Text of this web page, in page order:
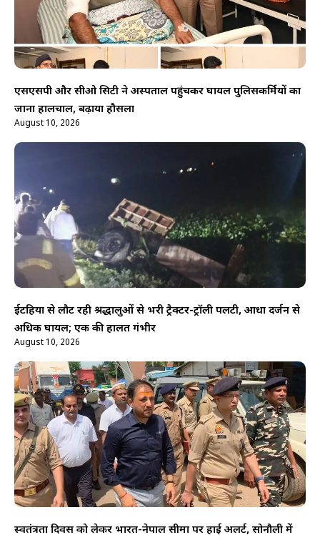
एसएसपी और सीओ सिटी ने अस्पताल पहुंचकर घायल पुलिसकर्मियों का
जाना हालचाल, बढ़ाया हौसला
August 10, 2026
ईटहिया से लौट रही श्रद्धालुओं से भरी ट्रैक्टर-ट्रॉली पलटी, आधा दर्जन से
अधिक घायल; एक की हालत गंभीर
August 10, 2026
स्वतंत्रता दिवस को लेकर भारत-नेपाल सीमा पर हाई अलर्ट, सोनौली में